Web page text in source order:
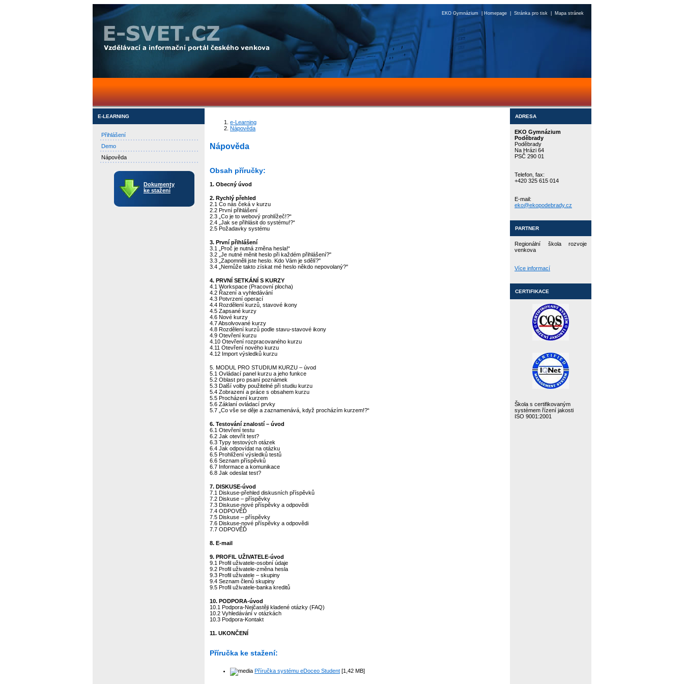
EKO Gymnázium | Homepage Stránka pro tisk Mapa stránek
E-LEARNING
Přihlášení
Demo
Nápověda
Dokumenty
ke stažení
e-Learning
Nápověda
Nápověda
Obsah příručky:
1. Obecný úvod
2. Rychlý přehled
2.1 Co nás čeká v kurzu
2.2 První přihlášení
2.3 „Co je to webový prohlížeč!?“
2.4 „Jak se přihlásit do systému!?“
2.5 Požadavky systému
3. První přihlášení
3.1 „Proč je nutná změna hesla!“
3.2 „Je nutné měnit heslo při každém přihlášení?"
3.3 „Zapomněli jste heslo. Kdo Vám je sdělí?"
3.4 „Nemůže takto získat mé heslo někdo nepovolaný?"
4. PRVNÍ SETKÁNÍ S KURZY
4.1 Workspace (Pracovní plocha)
4.2 Řazení a vyhledávání
4.3 Potvrzení operací
4.4 Rozdělení kurzů, stavové ikony
4.5 Zapsané kurzy
4.6 Nové kurzy
4.7 Absolvované kurzy
4.8 Rozdělení kurzů podle stavu-stavové ikony
4.9 Otevření kurzu
4.10 Otevření rozpracovaného kurzu
4.11 Otevření nového kurzu
4.12 Import výsledků kurzu
5. MODUL PRO STUDIUM KURZU – úvod
5.1 Ovládací panel kurzu a jeho funkce
5.2 Oblast pro psaní poznámek
5.3 Další volby použitelné při studiu kurzu
5.4 Zobrazení a práce s obsahem kurzu
5.5 Procházení kurzem
5.6 Záklaní ovládací prvky
5.7 „Co vše se děje a zaznamenává, když procházím kurzem!?“
6. Testování znalostí – úvod
6.1 Otevření testu
6.2 Jak otevřít test?
6.3 Typy testových otázek
6.4 Jak odpovídat na otázku
6.5 Prohlížení výsledků testů
6.6 Seznam příspěvků
6.7 Informace a komunikace
6.8 Jak odeslat test?
7. DISKUSE-úvod
7.1 Diskuse-přehled diskusních příspěvků
7.2 Diskuse – příspěvky
7.3 Diskuse-nové příspěvky a odpovědi
7.4 ODPOVĚĎ
7.5 Diskuse – příspěvky
7.6 Diskuse-nové příspěvky a odpovědi
7.7 ODPOVĚĎ
8. E-mail
9. PROFIL UŽIVATELE-úvod
9.1 Profil uživatele-osobní údaje
9.2 Profil uživatele-změna hesla
9.3 Profil uživatele – skupiny
9.4 Seznam členů skupiny
9.5 Profil uživatele-banka kreditů
10. PODPORA-úvod
10.1 Podpora-Nejčastěji kladené otázky (FAQ)
10.2 Vyhledávání v otázkách
10.3 Podpora-Kontakt
11. UKONČENÍ
Příručka ke stažení:
Příručka systému eDoceo Student [1,42 MB]
ADRESA
EKO Gymnázium
Poděbrady
Poděbrady
Na Hrázi 64
PSČ 290 01
Telefon, fax:
+420 325 615 014
E-mail:
eko@ekopodebrady.cz
PARTNER
Regionální škola rozvoje
venkova
Více informací
CERTIFIKACE
Škola s certifikovaným
systémem řízení jakosti
ISO 9001:2001